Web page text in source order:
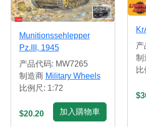
Munitionssehlepper
Pz.III, 1945
产品代码: MW7265
制造商 Military Wheels
比例尺: 1:72
$20.20 加入購物車
产
制